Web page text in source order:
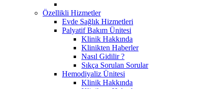
Özellikli Hizmetler
Evde Sağlık Hizmetleri
Palyatif Bakım Ünitesi
Klinik Hakkında
Klinikten Haberler
Nasıl Gidilir ?
Sıkça Sorulan Sorular
Hemodiyaliz Ünitesi
Klinik Hakkında